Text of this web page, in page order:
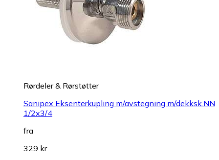
Rørdeler & Rørstøtter
Sanipex Eksenterkupling m/avstegning m/dekksk.NN
1/2x3/4
fra
329 kr